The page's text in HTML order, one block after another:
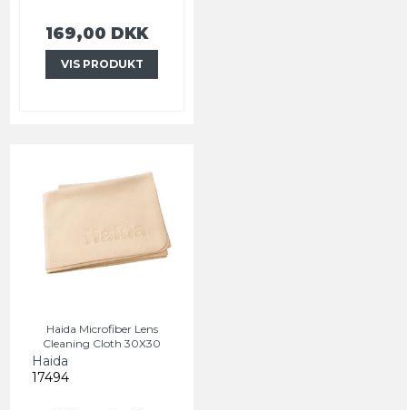
169,00 DKK
VIS PRODUKT
Haida Microfiber Lens
Cleaning Cloth 30X30
Haida
17494